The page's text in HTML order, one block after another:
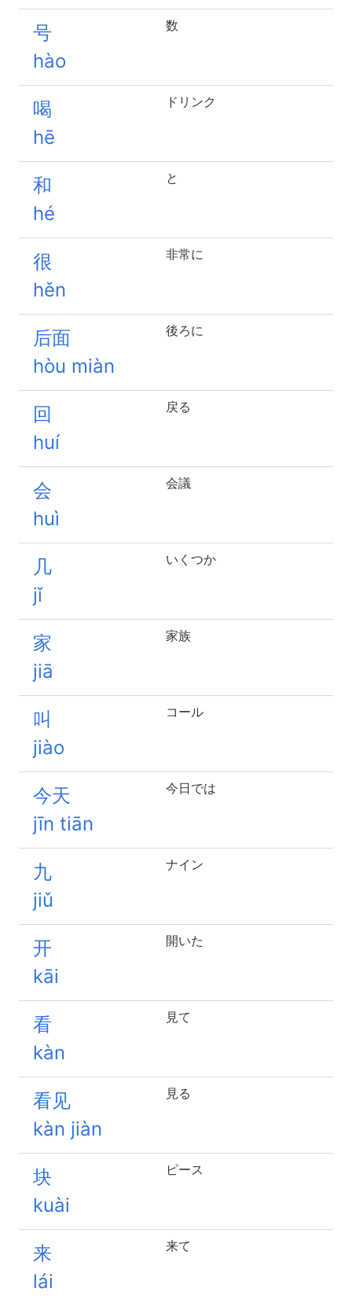
号
hào
数
喝
hē
ドリンク
和
hé
と
很
hěn
非常に
后面
hòu miàn
後ろに
回
huí
戻る
会
huì
会議
几
jǐ
いくつか
家
jiā
家族
叫
jiào
コール
今天
jīn tiān
今日では
九
jiǔ
ナイン
开
kāi
開いた
看
kàn
見て
看见
kàn jiàn
見る
块
kuài
ピース
来
lái
来て